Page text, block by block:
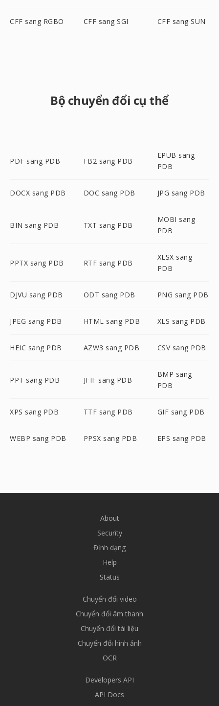
CFF sang RGBO CFF sang SGI CFF sang SUN
Bộ chuyển đổi cụ thể
PDF sang PDB FB2 sang PDB
EPUB sang
PDB
DOCX sang PDB DOC sang PDB JPG sang PDB
BIN sang PDB TXT sang PDB
MOBI sang
PDB
PPTX sang PDB RTF sang PDB
XLSX sang
PDB
DJVU sang PDB ODT sang PDB PNG sang PDB
JPEG sang PDB HTML sang PDB XLS sang PDB
HEIC sang PDB AZW3 sang PDB CSV sang PDB
PPT sang PDB JFIF sang PDB
BMP sang
PDB
XPS sang PDB TTF sang PDB GIF sang PDB
WEBP sang PDB PPSX sang PDB EPS sang PDB
About
Security
Định dạng
Help
Status
Chuyển đổi video
Chuyển đổi âm thanh
Chuyển đổi tài liệu
Chuyển đổi hình ảnh
OCR
Developers API
API Docs